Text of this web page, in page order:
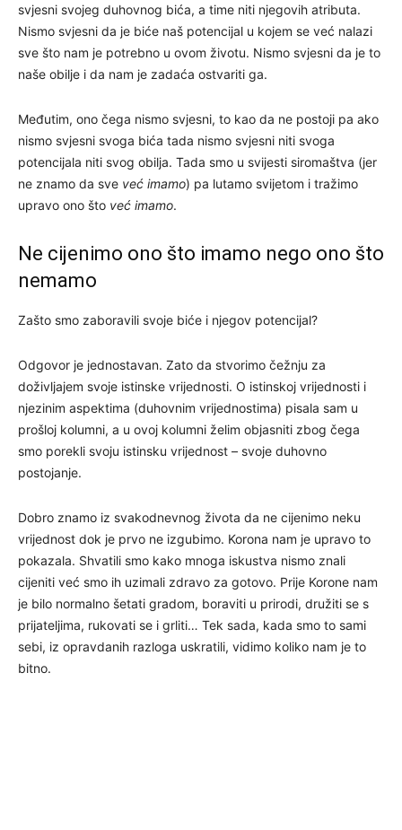
svjesni svojeg duhovnog bića, a time niti njegovih atributa.
Nismo svjesni da je biće naš potencijal u kojem se već nalazi
sve što nam je potrebno u ovom životu. Nismo svjesni da je to
naše obilje i da nam je zadaća ostvariti ga.
Međutim, ono čega nismo svjesni, to kao da ne postoji pa ako
nismo svjesni svoga bića tada nismo svjesni niti svoga
potencijala niti svog obilja. Tada smo u svijesti siromaštva (jer
ne znamo da sve već imamo) pa lutamo svijetom i tražimo
upravo ono što već imamo.
Ne cijenimo ono što imamo nego ono što
nemamo
Zašto smo zaboravili svoje biće i njegov potencijal?
Odgovor je jednostavan. Zato da stvorimo čežnju za
doživljajem svoje istinske vrijednosti. O istinskoj vrijednosti i
njezinim aspektima (duhovnim vrijednostima) pisala sam u
prošloj kolumni, a u ovoj kolumni želim objasniti zbog čega
smo porekli svoju istinsku vrijednost – svoje duhovno
postojanje.
Dobro znamo iz svakodnevnog života da ne cijenimo neku
vrijednost dok je prvo ne izgubimo. Korona nam je upravo to
pokazala. Shvatili smo kako mnoga iskustva nismo znali
cijeniti već smo ih uzimali zdravo za gotovo. Prije Korone nam
je bilo normalno šetati gradom, boraviti u prirodi, družiti se s
prijateljima, rukovati se i grliti… Tek sada, kada smo to sami
sebi, iz opravdanih razloga uskratili, vidimo koliko nam je to
bitno.